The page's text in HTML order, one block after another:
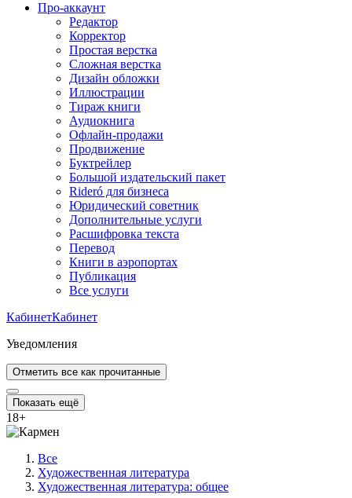
Про-аккаунт
Редактор
Корректор
Простая верстка
Сложная верстка
Дизайн обложки
Иллюстрации
Тираж книги
Аудиокнига
Офлайн-продажи
Продвижение
Буктрейлер
Большой издательский пакет
Rideró для бизнеса
Юридический советник
Дополнительные услуги
Расшифровка текста
Перевод
Книги в аэропортах
Публикация
Все услуги
КабинетКабинет
Уведомления
Отметить все как прочитанные
Показать ещё
18+
Все
Художественная литература
Художественная литература: общее